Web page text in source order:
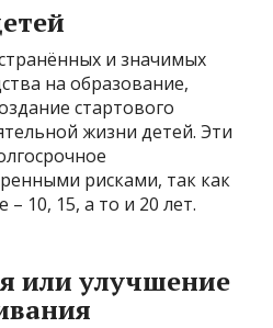
и значимых
на образование,
стартового
жизни детей. Эти
рисками, так как
10, 15, а то и 20 лет.
или улучшение